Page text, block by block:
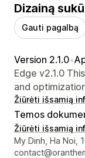
Dizainą
Gauti pagalbą
Version 2.1.0•
Edge v2.1.0
and
Žiūrėti išsamią
Temos
Žiūrėti išsamią
Kūrėjo
My Dinh, Ha Noi,